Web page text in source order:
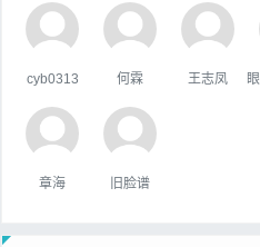
cyb0313 何霖 王志凤
章海 旧脸谱